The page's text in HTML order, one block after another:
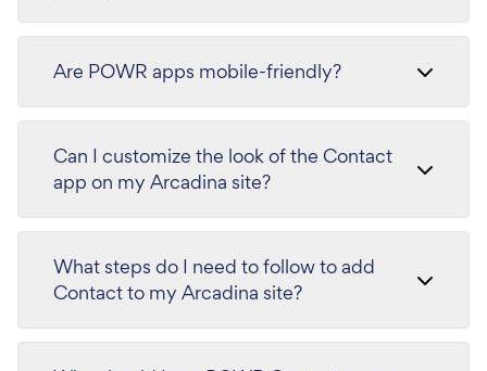
Are POWR apps mobile-friendly?
Can I customize the look of the Contact
app on my Arcadina site?
What steps do I need to follow to add
Contact to my Arcadina site?